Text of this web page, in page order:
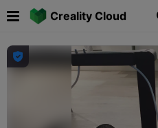
Creality Cloud
